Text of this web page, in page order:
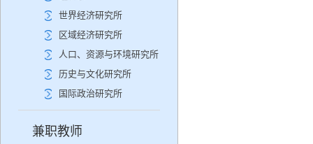
世界经济研究所
区域经济研究所
人口、资源与环境研究所
历史与文化研究所
国际政治研究所
兼职教师